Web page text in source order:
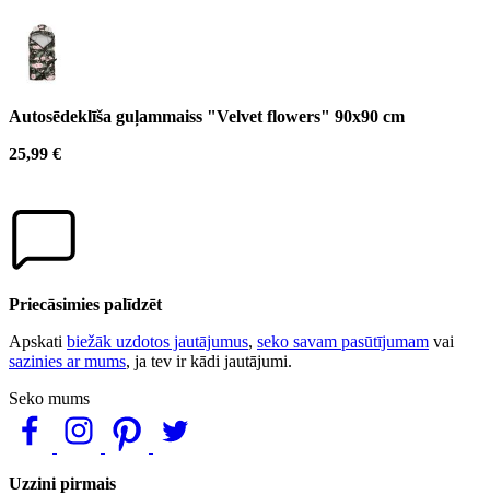
Autosēdeklīša guļammaiss "Velvet flowers" 90x90 cm
25,99 €
Priecāsimies palīdzēt
Apskati biežāk uzdotos jautājumus, seko savam pasūtījumam vai
sazinies ar mums, ja tev ir kādi jautājumi.
Seko mums
Uzzini pirmais